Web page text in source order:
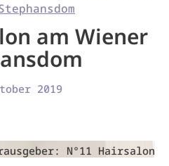
am Wiener
2019
N°11 Hairsalon